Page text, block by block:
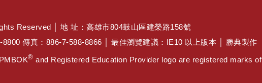
Reserved │ 地 址：高雄市804鼓山區建榮路158號
8800 傳真：886-7-588-8866 │ 最佳瀏覽建議：IE10 以上版本 │ 勝典製作
® and Registered Education Provider logo are registered marks of